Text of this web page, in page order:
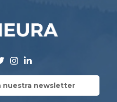
nuestra newsletter